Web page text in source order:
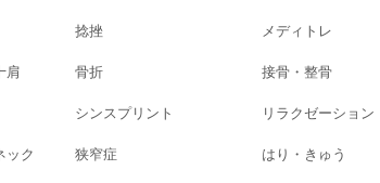
肩
ック
捻挫
骨折
シンスプリント
狭窄症
メディトレ
接骨・整骨
リラクゼーション
はり・きゅう